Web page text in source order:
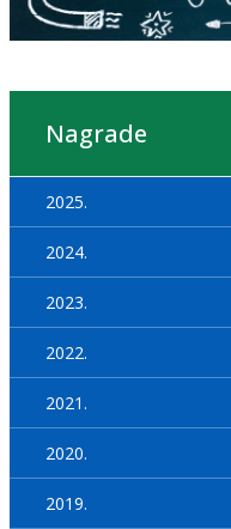
Nagrade
2025.
2024.
2023.
2022.
2021.
2020.
2019.